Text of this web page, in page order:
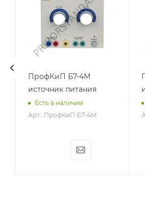
ПрофКиП Б7-4М
источник питания
Есть в наличии
Арт.: ПрофКиП Б7-4М